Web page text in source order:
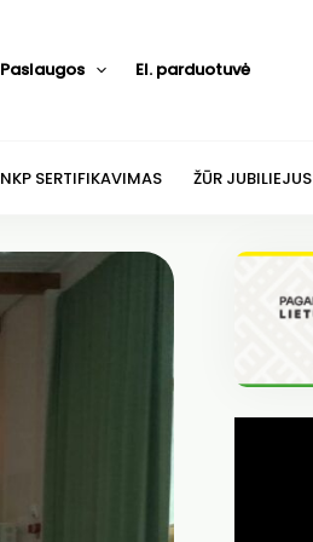
Paslaugos El. parduotuvė
NKP SERTIFIKAVIMAS ŽŪR JUBILIEJUS